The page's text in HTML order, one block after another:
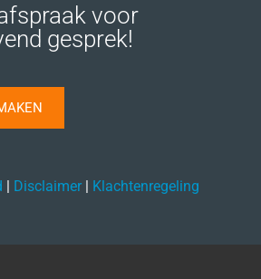
voor
gesprek!
| Disclaimer| Klachtenregeling